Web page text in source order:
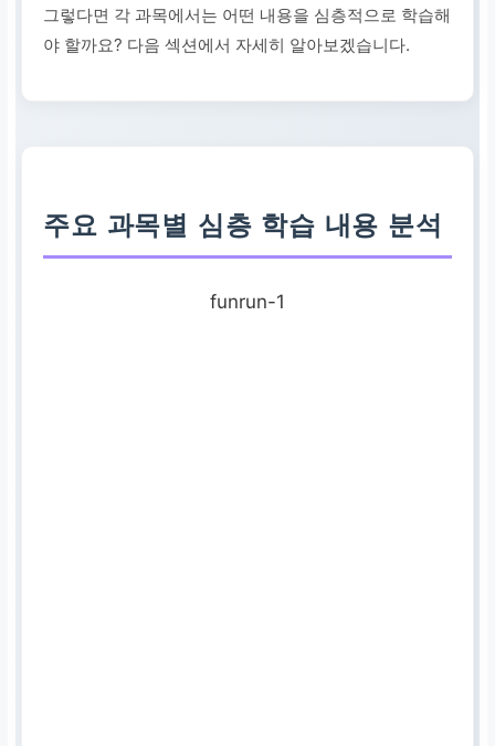
그렇다면 각 과목에서는 어떤 내용을 심층적으로 학습해
야 할까요? 다음 섹션에서 자세히 알아보겠습니다.
주요 과목별 심층 학습 내용 분석
funrun-1